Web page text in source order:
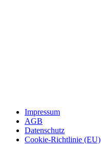
Impressum
AGB
Datenschutz
Cookie-Richtlinie (EU)